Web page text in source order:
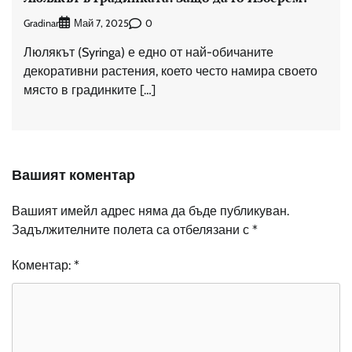
Gradinar Май 7, 2025 0
Люлякът (Syringa) е едно от най-обичаните
декоративни растения, което често намира своето
място в градинките […]
Вашият коментар
Вашият имейл адрес няма да бъде публикуван.
Задължителните полета са отбелязани с *
Коментар: *